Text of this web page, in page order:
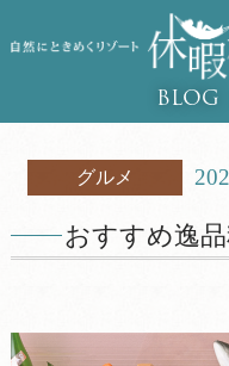
BLOG
グルメ
おすすめ逸